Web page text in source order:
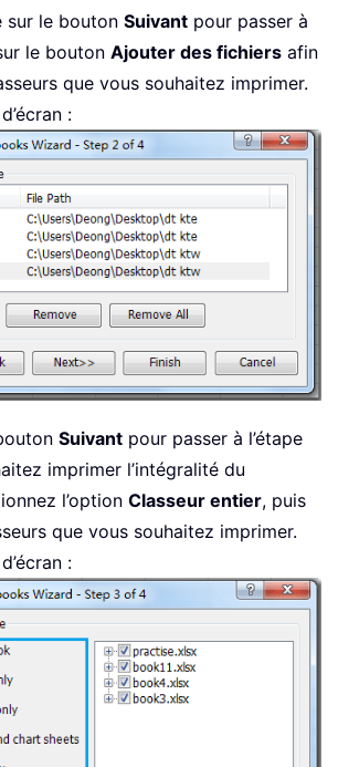
sur le bouton Suivant pour passer à
le bouton Ajouter des fichiers afin
que vous souhaitez imprimer.
:
Suivant pour passer à l’étape
imprimer l’intégralité du
l’option Classeur entier, puis
que vous souhaitez imprimer.
: